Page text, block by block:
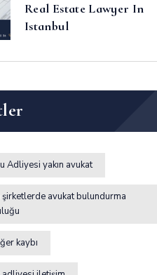
Real Estate Lawyer In
Istanbul
Adliyesi yakın avukat
şirketlerde avukat bulundurma
kaybı